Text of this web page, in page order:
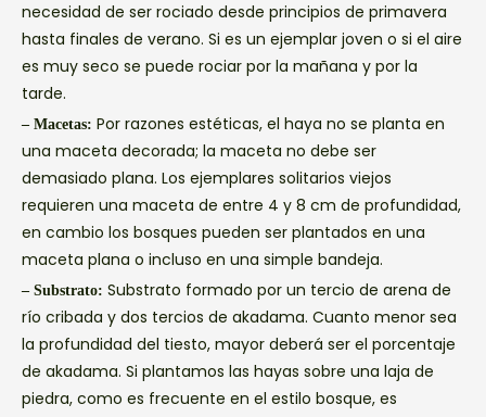
necesidad de ser rociado desde principios de primavera
hasta finales de verano. Si es un ejemplar joven o si el aire
es muy seco se puede rociar por la mañana y por la
tarde.
– Macetas: Por razones estéticas, el haya no se planta en
una maceta decorada; la maceta no debe ser
demasiado plana. Los ejemplares solitarios viejos
requieren una maceta de entre 4 y 8 cm de profundidad,
en cambio los bosques pueden ser plantados en una
maceta plana o incluso en una simple bandeja.
– Substrato: Substrato formado por un tercio de arena de
río cribada y dos tercios de akadama. Cuanto menor sea
la profundidad del tiesto, mayor deberá ser el porcentaje
de akadama. Si plantamos las hayas sobre una laja de
piedra, como es frecuente en el estilo bosque, es